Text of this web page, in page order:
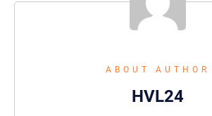
ABOUT AUTHOR
HVL24